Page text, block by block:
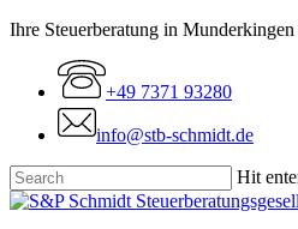
Skip
content
Ihre Steuerberatung in
+49 7371 93280
info@stb-schmidt.de
Hit
Close